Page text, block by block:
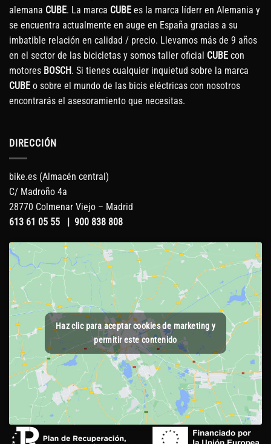
alemana CUBE. La marca CUBE es la marca líderr en Alemania y
se encuentra actualmente en auge en España gracias a su
imbatible relación en calidad / precio. Llevamos más de 9 años
en el sector de las bicicletas y somos taller oficial CUBE con
motores BOSCH. Si tienes cualquier inquietud sobre la marca
CUBE o sobre el mundo de las bicis eléctricas con nosotros
encontrarás el asesoramiento que necesitas.
DIRECCIÓN
bike.es (Almacén central)
C/ Madroño 4a
28770 Colmenar Viejo – Madrid
613 61 05 55 | 900 838 808
Haz clic para aceptar cookies de marketing y
permitir este contenido